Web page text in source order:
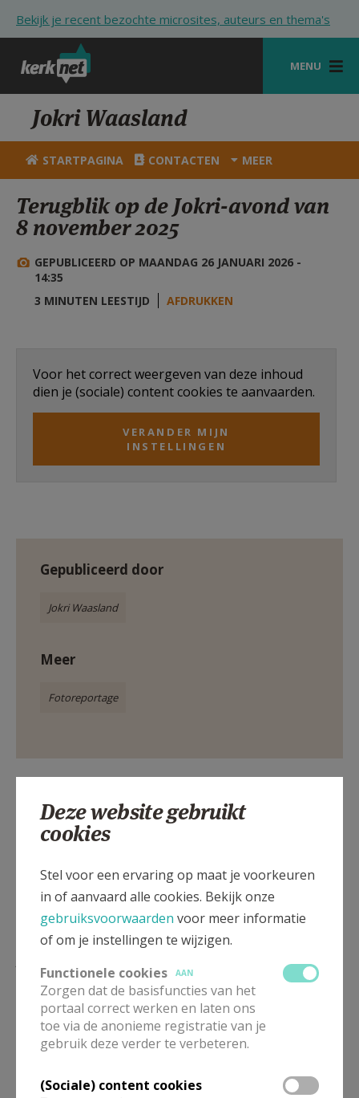
Bekijk je recent bezochte microsites, auteurs en thema's
MENU
STARTPAGINA
KERK
VIERINGEN
SHOP
HULP
STARTPAGINA PORTAAL
AANMELDEN OF REGISTREREN
Jokri Waasland
STARTPAGINA CONTACTEN MEER
Terugblik op de Jokri-avond van
8 november 2025
GEPUBLICEERD OP MAANDAG 26 JANUARI 2026 -
14:35
3 MINUTEN LEESTIJD
AFDRUKKEN
Voor het correct weergeven van deze inhoud
dien je (sociale) content cookies te aanvaarden.
VERANDER MIJN
INSTELLINGEN
Gepubliceerd door
Jokri Waasland
Meer
Fotoreportage
Deel dit artikel
Deze website gebruikt
cookies
Stel voor een ervaring op maat je voorkeuren
in of aanvaard alle cookies. Bekijk onze
gebruiksvoorwaarden voor meer informatie
of om je instellingen te wijzigen.
Functionele cookies
AAN
Zorgen dat de basisfuncties van het
portaal correct werken en laten ons
toe via de anonieme registratie van je
gebruik deze verder te verbeteren.
(Sociale) content cookies